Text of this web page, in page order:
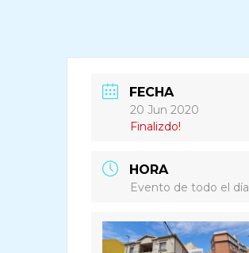
FECHA
20 Jun 2020
Finalizdo!
HORA
Evento de todo el día